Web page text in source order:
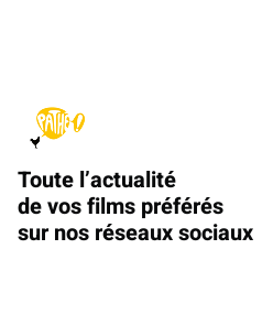
Toute l’actualité
de vos films préférés
sur nos réseaux sociaux